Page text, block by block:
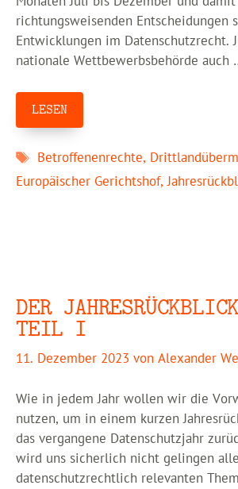
richtungsweisenden Entscheidungen
Entwicklungen im Datenschutzrecht.
nationale Wettbewerbsbehörde auch
LESEN
Schlagwörter
Betroffenenrechte,
Europäischer Gerichtshof,
DER
TEIL I
11. Dezember 2023 von Alexander
Wie in jedem Jahr wollen wir die
nutzen, um in einem kurzen
das vergangene Datenschutzjahr
wird uns sicherlich nicht gelingen alle
datenschutzrechtlich relevanten